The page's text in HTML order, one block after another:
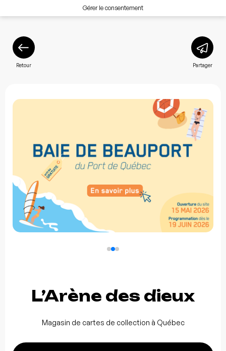
Gérer le consentement
Retour Partager
L’Arène des dieux
Magasin de cartes de collection à Québec